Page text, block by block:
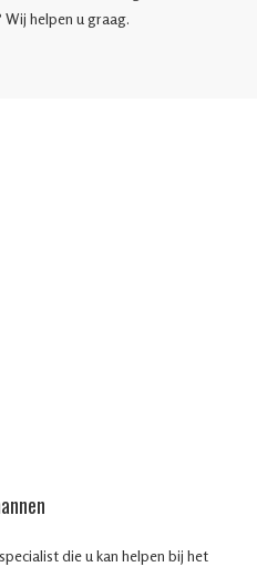
Wij helpen u graag.
die u kan helpen bij het